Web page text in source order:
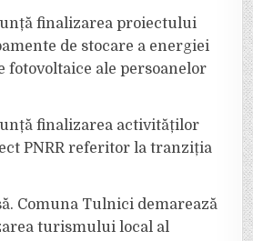
finalizarea proiectului
de stocare a energiei
fotovoltaice ale persoanelor
finalizarea activităților
PNRR referitor la tranziția
Comuna Tulnici demarează
turismului local al